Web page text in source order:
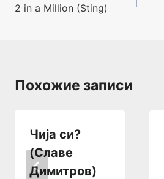
по
2 in a Million (Sting)
Похожие записи
Чија си?
(Славе
Димитров)